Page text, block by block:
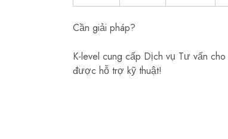
Cần giải pháp?
K-level cung cấp Dịch vụ Tư vấn cho
được hỗ trợ kỹ thuật!